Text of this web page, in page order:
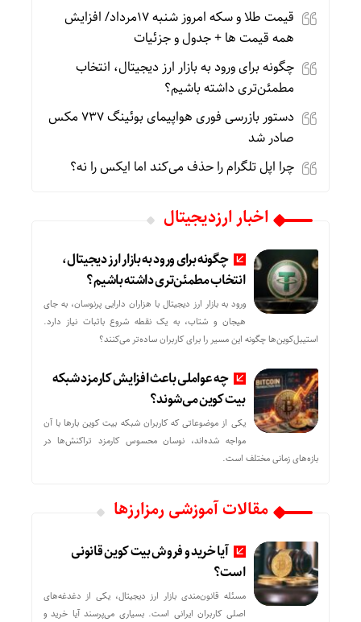
قیمت طلا و سکه امروز شنبه 17مرداد/ افزایش
همه قیمت ها + جدول و جزئیات
چگونه برای ورود به بازار ارز دیجیتال، انتخاب
مطمئن‌تری داشته باشیم؟
دستور بازرسی فوری هواپیمای بوئینگ ۷۳۷ مکس
صادر شد
چرا اپل تلگرام را حذف می‌کند اما ایکس را نه؟
اخبار ارزدیجیتال
چگونه برای ورود به بازار ارز دیجیتال،
انتخاب مطمئن‌تری داشته باشیم؟
ورود به بازار ارز دیجیتال با هزاران دارایی پرنوسان، به جای
هیجان و شتاب، به یک نقطه شروع باثبات نیاز دارد.
استیبل‌کوین‌ها چگونه این مسیر را برای کاربران ساده‌تر می‌کنند؟
چه عواملی باعث افزایش کارمزد شبکه
بیت کوین می‌شوند؟
یکی از موضوعاتی که کاربران شبکه بیت کوین بارها با آن
مواجه شده‌اند، نوسان محسوس کارمزد تراکنش‌ها در
بازه‌های زمانی مختلف است.
مقالات آموزشی رمزارزها
آیا خرید و فروش بیت کوین قانونی
است؟
مسئله قانون‌مندی بازار ارز دیجیتال، یکی از دغدغه‌های
اصلی کاربران ایرانی است. بسیاری می‌پرسند آیا خرید و